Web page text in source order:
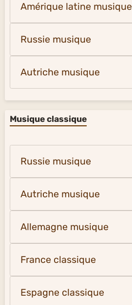
Amérique latine musique
Russie musique
Autriche musique
Musique classique
Russie musique
Autriche musique
Allemagne musique
France classique
Espagne classique